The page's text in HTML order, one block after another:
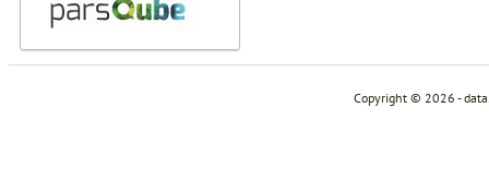
Copyright © 2026 -